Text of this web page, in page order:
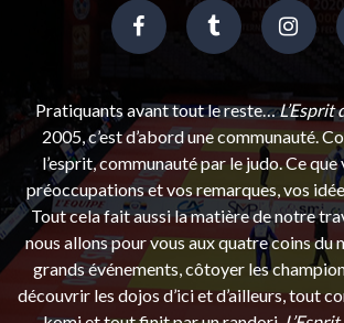
Pratiquants avant tout le reste…L’Esprit
2005, c’est d’abord une communauté.
l’esprit, communauté par le judo. Ce que
préoccupations et vos remarques, vos
Tout cela fait aussi la matière de notre
nous allons pour vous aux quatre coins du
grands événements, côtoyer les
découvrir les dojos d’ici et d’ailleurs, tout